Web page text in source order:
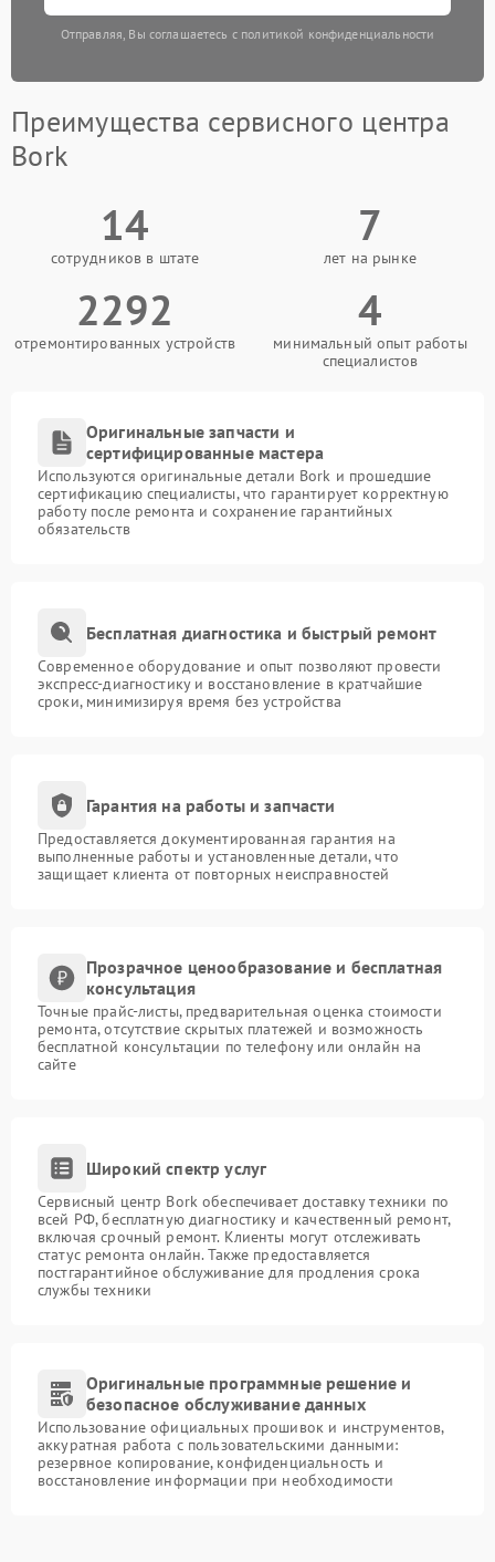
Отправляя, Вы соглашаетесь с политикой конфиденциальности
Преимущества сервисного центра
Bork
14
сотрудников в штате
7
лет на рынке
2292
отремонтированных устройств
4
минимальный опыт работы
специалистов
Оригинальные запчасти и
сертифицированные мастера
Используются оригинальные детали Bork и прошедшие
сертификацию специалисты, что гарантирует корректную
работу после ремонта и сохранение гарантийных
обязательств
Бесплатная диагностика и быстрый ремонт
Современное оборудование и опыт позволяют провести
экспресс-диагностику и восстановление в кратчайшие
сроки, минимизируя время без устройства
Гарантия на работы и запчасти
Предоставляется документированная гарантия на
выполненные работы и установленные детали, что
защищает клиента от повторных неисправностей
Прозрачное ценообразование и бесплатная
консультация
Точные прайс-листы, предварительная оценка стоимости
ремонта, отсутствие скрытых платежей и возможность
бесплатной консультации по телефону или онлайн на
сайте
Широкий спектр услуг
Сервисный центр Bork обеспечивает доставку техники по
всей РФ, бесплатную диагностику и качественный ремонт,
включая срочный ремонт. Клиенты могут отслеживать
статус ремонта онлайн. Также предоставляется
постгарантийное обслуживание для продления срока
службы техники
Оригинальные программные решение и
безопасное обслуживание данных
Использование официальных прошивок и инструментов,
аккуратная работа с пользовательскими данными:
резервное копирование, конфиденциальность и
восстановление информации при необходимости